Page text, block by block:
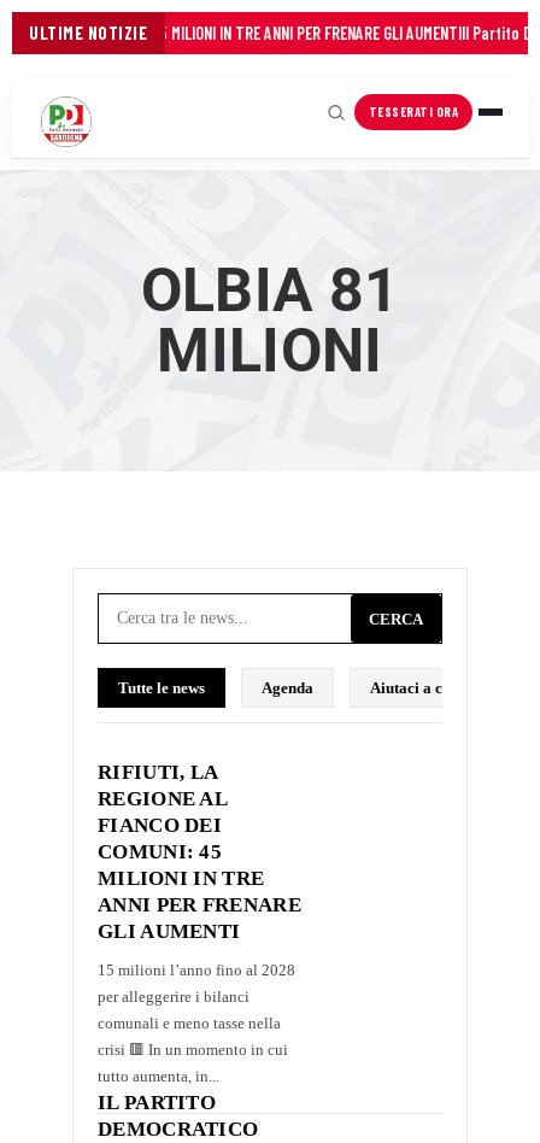
ULTIME NOTIZIE
DEI COMUNI: 45 MILIONI IN TRE ANNI PER FRENARE GLI AUMENTIIl Partito
TESSERATI ORA
OLBIA 81
MILIONI
CERCA
Tutte le news Agenda Aiutaci a costruire il
RIFIUTI, LA
REGIONE AL
FIANCO DEI
COMUNI: 45
MILIONI IN TRE
ANNI PER FRENARE
GLI AUMENTI
15 milioni l’anno fino al 2028
per alleggerire i bilanci
comunali e meno tasse nella
crisi 🟥 In un momento in cui
tutto aumenta, in...
IL PARTITO
DEMOCRATICO